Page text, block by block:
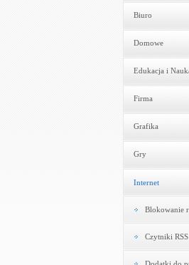
Biuro
Domowe
Edukacja i
Firma
Grafika
Gry
Internet
Blokowanie
Czytniki RSS